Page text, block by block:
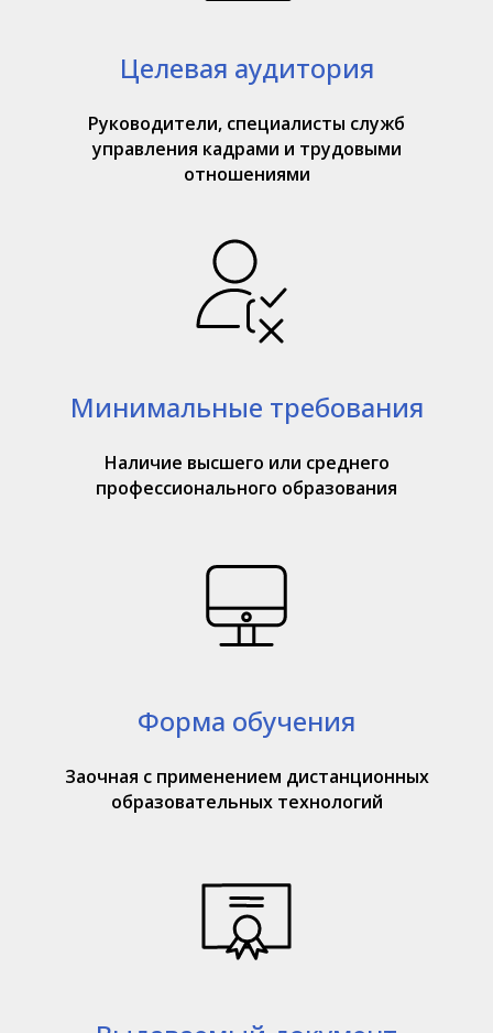
Целевая аудитория
Руководители, специалисты служб
управления кадрами и трудовыми
отношениями
Минимальные требования
Наличие высшего или среднего
профессионального образования
Форма обучения
Заочная с применением дистанционных
образовательных технологий